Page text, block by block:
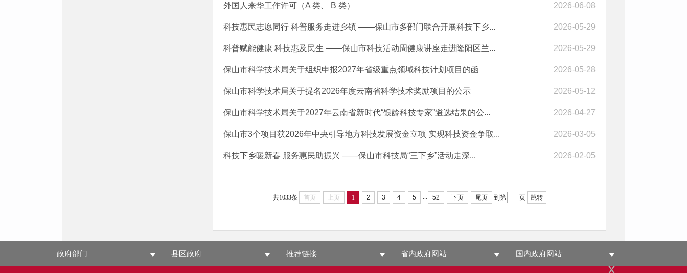
x
外国人来华工作许可（A 类、 B 类） 2026-06-08
科技惠民志愿同行 科普服务走进乡镇 ——保山市多部门联合开展科技下乡... 2026-05-29
科普赋能健康 科技惠及民生 ——保山市科技活动周健康讲座走进隆阳区兰... 2026-05-29
保山市科学技术局关于组织申报2027年省级重点领域科技计划项目的函 2026-05-28
保山市科学技术局关于提名2026年度云南省科学技术奖励项目的公示 2026-05-12
保山市科学技术局关于2027年云南省新时代“银龄科技专家”遴选结果的公... 2026-04-27
保山市3个项目获2026年中央引导地方科技发展资金立项 实现科技资金争取... 2026-03-05
科技下乡暖新春 服务惠民助振兴 ——保山市科技局“三下乡”活动走深... 2026-02-05
共1033条 首页 上页 1 2 3 4 5 ... 52 下页 尾页 到第 页 跳转
政府部门 县区政府 推荐链接 省内政府网站 国内政府网站